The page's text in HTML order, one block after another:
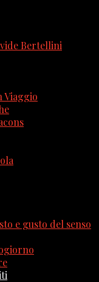
Bertellini
Viaggio
e gusto del senso